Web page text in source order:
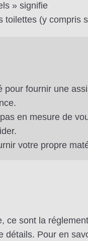
» signifie
toilettes (y compris
pour fournir une
en mesure de
votre propre
ce sont la
détails. Pour en